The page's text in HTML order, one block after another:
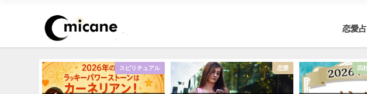
恋愛
スピリチュアル 恋愛 四